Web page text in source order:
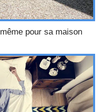
pour sa maison